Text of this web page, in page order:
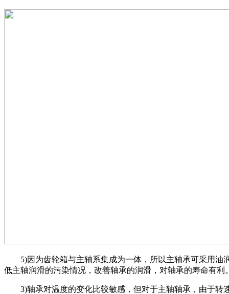
5)因为齿轮箱与主轴系集成为一体，所以主轴承可采用油
低主轴润滑的污染情况，改善轴承的润滑，对轴承的寿命有利
3)轴承对温度的变化比较敏感，但对于主轴轴承，由于转